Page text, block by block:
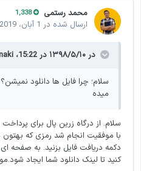
محمد رستمی 1,338
ارسال شده در 1 آبان، 2019
در ۱۳۹۸/۵/۱۰ در 15:22،
سلام؛ چرا فایل ها دانلود
میده
سلام. از درگاه زرین پال برای
با موفقیت انجام شد رمزی که بهتون
دکمه دریافت فایل بزنید. به صفحه
کنید تا لینک دانلود شما ایجاد